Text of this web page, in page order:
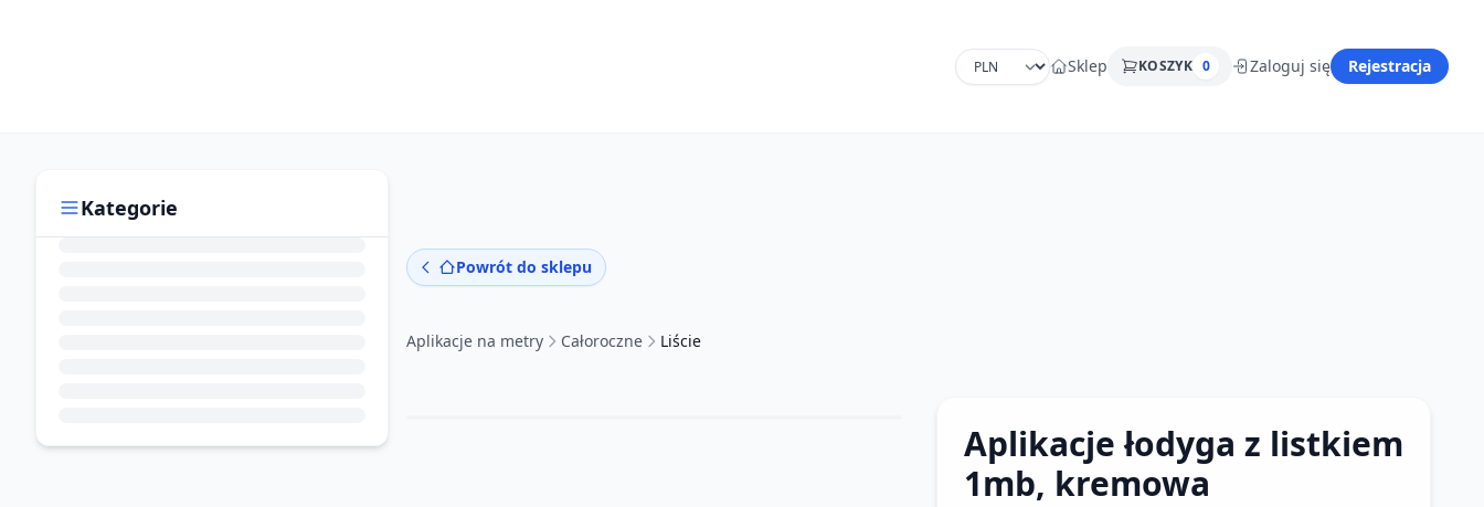
Sklep KOSZYK 0 Zaloguj się Rejestracja
Kategorie
Powrót do sklepu
Aplikacje na metry Całoroczne Liście
Aplikacje łodyga z listkiem
1mb, kremowa